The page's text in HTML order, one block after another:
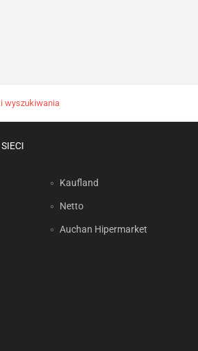
wyszukiwania
Kaufland
Netto
Auchan Hipermarket